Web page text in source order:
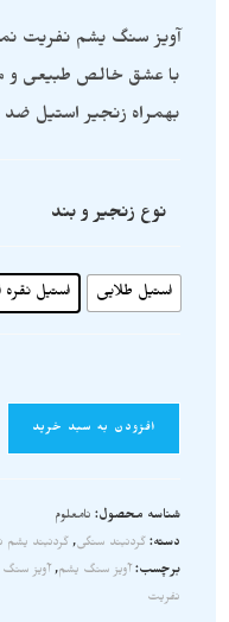
آویز سنگ یشم نفریت
با عشق خالص طبیعی و
بهمراه زنجیر استیل
نوع زنجیر و بند
استیل طلایی استیل نقره
افزودن به سبد خرید
شناسه محصول: نامعلوم
دسته: گردنبند سنگی, گردنبند یشم
برچسب: آویز سنگ یشم, آویز
نفریت